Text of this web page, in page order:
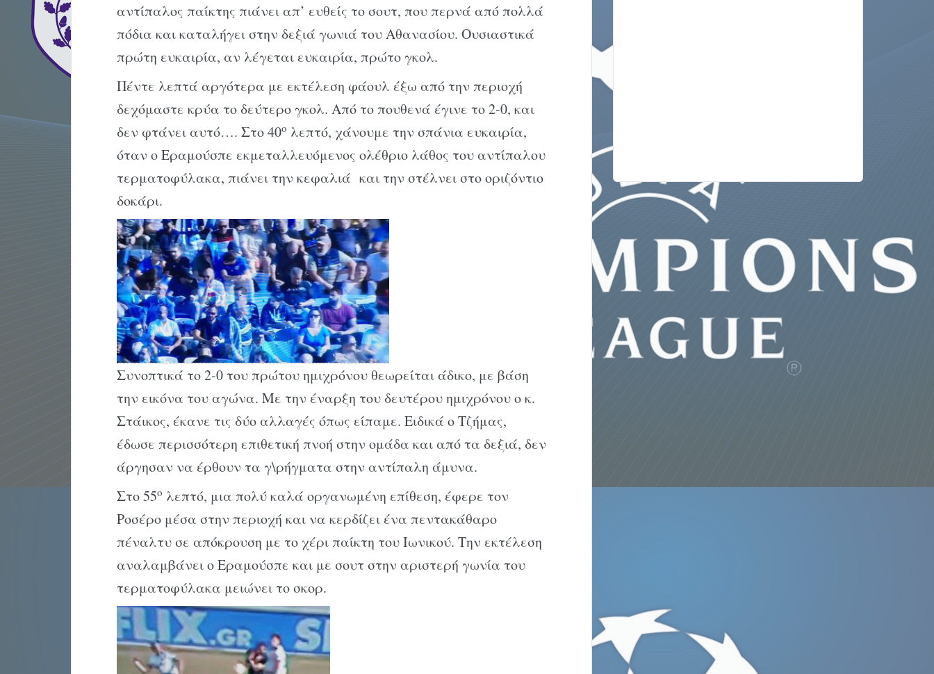
αντίπαλος παίκτης πιάνει απ’ ευθείς το σουτ, που περνά από πολλά
πόδια και καταλήγει στην δεξιά γωνιά του Αθανασίου. Ουσιαστικά
πρώτη ευκαιρία, αν λέγεται ευκαιρία, πρώτο γκολ.
Πέντε λεπτά αργότερα με εκτέλεση φάουλ έξω από την περιοχή
δεχόμαστε κρύα το δεύτερο γκολ. Από το πουθενά έγινε το 2-0, και
δεν φτάνει αυτό…. Στο 40ο λεπτό, χάνουμε την σπάνια ευκαιρία,
όταν ο Εραμούσπε εκμεταλλευόμενος ολέθριο λάθος του αντίπαλου
τερματοφύλακα, πιάνει την κεφαλιά και την στέλνει στο οριζόντιο
δοκάρι.
Συνοπτικά το 2-0 του πρώτου ημιχρόνου θεωρείται άδικο, με βάση
την εικόνα του αγώνα. Με την έναρξη του δευτέρου ημιχρόνου ο κ.
Στάικος, έκανε τις δύο αλλαγές όπως είπαμε. Ειδικά ο Τζήμας,
έδωσε περισσότερη επιθετική πνοή στην ομάδα και από τα δεξιά, δεν
άργησαν να έρθουν τα γ\ρήγματα στην αντίπαλη άμυνα.
Στο 55ο λεπτό, μια πολύ καλά οργανωμένη επίθεση, έφερε τον
Ροσέρο μέσα στην περιοχή και να κερδίζει ένα πεντακάθαρο
πέναλτυ σε απόκρουση με το χέρι παίκτη του Ιωνικού. Την εκτέλεση
αναλαμβάνει ο Εραμούσπε και με σουτ στην αριστερή γωνία του
τερματοφύλακα μειώνει το σκορ.